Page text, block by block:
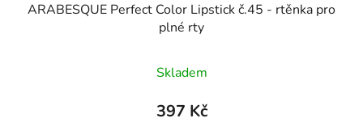
ARABESQUE Perfect Color Lipstick č.45 - rtěnka pro
plné rty
Skladem
397 Kč